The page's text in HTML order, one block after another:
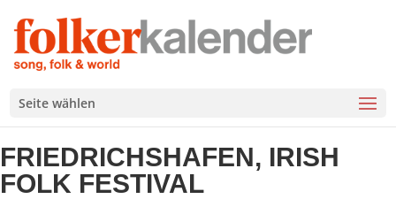
Seite wählen
FRIEDRICHSHAFEN, IRISH
FOLK FESTIVAL